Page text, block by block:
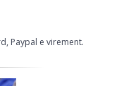
Paypal e virement.